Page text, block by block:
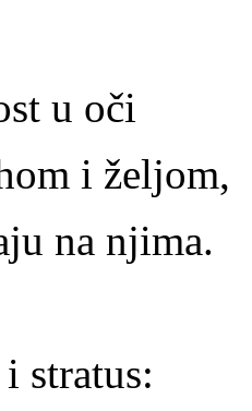
u oči
i željom,
na njima.
stratus: